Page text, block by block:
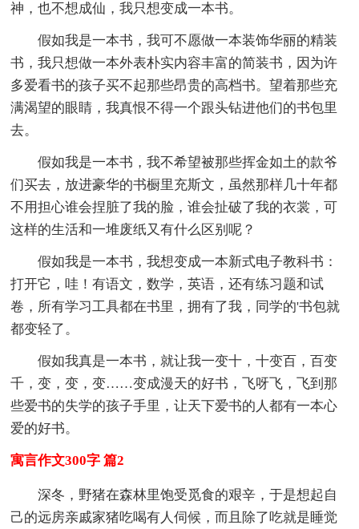
神，也不想成仙，我只想变成一本书。
假如我是一本书，我可不愿做一本装饰华丽的精装
书，我只想做一本外表朴实内容丰富的简装书，因为许
多爱看书的孩子买不起那些昂贵的高档书。望着那些充
满渴望的眼睛，我真恨不得一个跟头钻进他们的书包里
去。
假如我是一本书，我不希望被那些挥金如土的款爷
们买去，放进豪华的书橱里充斯文，虽然那样几十年都
不用担心谁会捏脏了我的脸，谁会扯破了我的衣裳，可
这样的生活和一堆废纸又有什么区别呢？
假如我是一本书，我想变成一本新式电子教科书：
打开它，哇！有语文，数学，英语，还有练习题和试
卷，所有学习工具都在书里，拥有了我，同学的'书包就
都变轻了。
假如我真是一本书，就让我一变十，十变百，百变
千，变，变，变……变成漫天的好书，飞呀飞，飞到那
些爱书的失学的孩子手里，让天下爱书的人都有一本心
爱的好书。
寓言作文300字 篇2
深冬，野猪在森林里饱受觅食的艰辛，于是想起自
己的远房亲戚家猪吃喝有人伺候，而且除了吃就是睡觉